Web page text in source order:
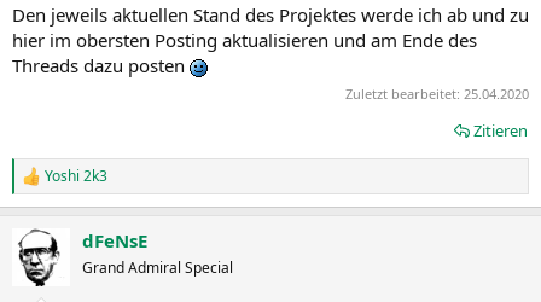
Den jeweils aktuellen Stand des Projektes werde ich ab und zu
hier im obersten Posting aktualisieren und am Ende des
Threads dazu posten
Zuletzt bearbeitet: 25.04.2020
Zitieren
R
e
k
t
Yoshi 2k3
dFeNsE
Grand Admiral Special